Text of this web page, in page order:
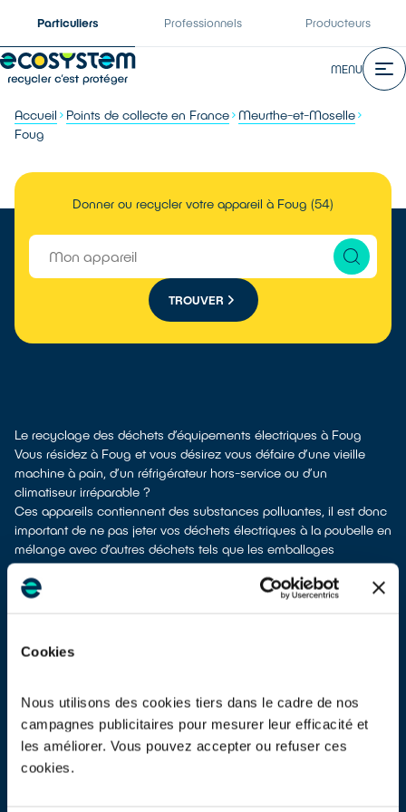
Cookies
Nous utilisons des cookies tiers dans le cadre de nos
campagnes publicitaires pour mesurer leur efficacité et
les améliorer. Vous pouvez accepter ou refuser ces
cookies.
Particuliers Professionnels Producteurs
MENU
Accueil Points de collecte en France
Meurthe-et-Moselle
Foug
Donner ou recycler votre appareil à Foug (54)
TROUVER
Le recyclage des déchets d’équipements électriques à Foug
Vous résidez à Foug et vous désirez vous défaire d’une vieille
machine à pain, d’un réfrigérateur hors-service ou d’un
climatiseur irréparable ?
Ces appareils contiennent des substances polluantes, il est donc
important de ne pas jeter vos déchets électriques à la poubelle en
mélange avec d’autres déchets tels que les emballages
ménagers, le mobilier usagé, les ordures ménagères, etc. Cela
rendrait impossible leur dépollution et leur recyclage.
Différents choix s'offrent à vous :
dépôt en déchetterie
reprise à la livraisonsi vous vous faites livrer un appareil de
même type neuf
parfois même sans condition d’achat selon la
surface de vente